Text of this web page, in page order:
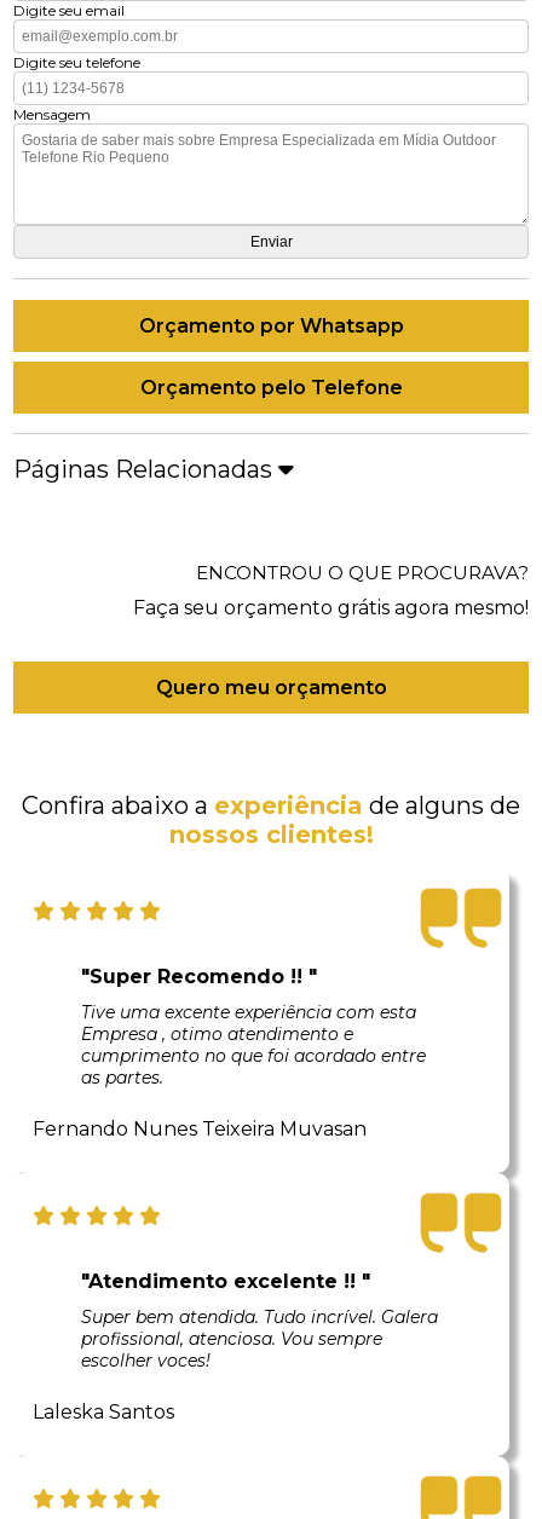
Digite seu email
Digite seu telefone
Mensagem
Orçamento por Whatsapp
Orçamento pelo Telefone
Páginas Relacionadas
ENCONTROU O QUE PROCURAVA?
Faça seu orçamento grátis agora mesmo!
Quero meu orçamento
Confira abaixo a experiência de alguns de
nossos clientes!
"Super Recomendo !! "
Tive uma excente experiência com esta
Empresa , otimo atendimento e
cumprimento no que foi acordado entre
as partes.
Fernando Nunes Teixeira Muvasan
"Atendimento excelente !! "
Super bem atendida. Tudo incrível. Galera
profissional, atenciosa. Vou sempre
escolher voces!
Laleska Santos